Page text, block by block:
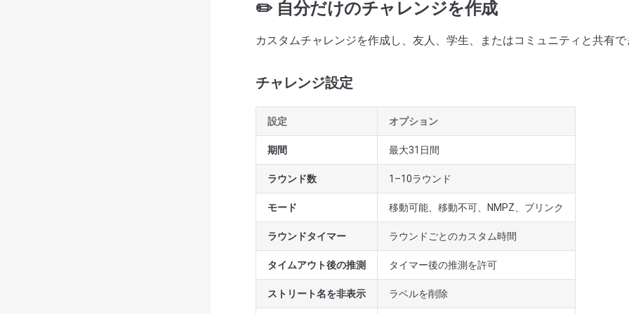
✏️ 自分だけのチャレンジを作成
カスタムチャレンジを作成し、友人、学生、またはコミュニティと共有
チャレンジ設定
設定 オプション
期間 最大31日間
ラウンド数 1–10ラウンド
モード 移動可能、移動不可、NMPZ、ブリンク
ラウンドタイマー ラウンドごとのカスタム時間
タイムアウト後の推測 タイマー後の推測を許可
ストリート名を非表示 ラベルを削除